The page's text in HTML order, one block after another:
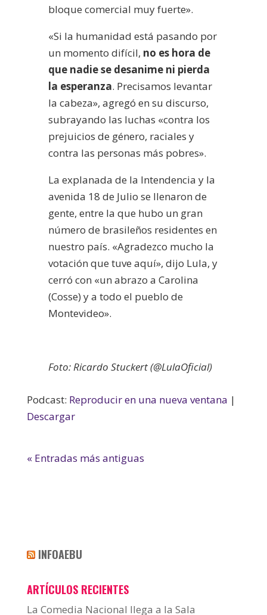
bloque comercial muy fuerte».
«Si la humanidad está pasando por
un momento difícil, no es hora de
que nadie se desanime ni pierda
la esperanza. Precisamos levantar
la cabeza», agregó en su discurso,
subrayando las luchas «contra los
prejuicios de género, raciales y
contra las personas más pobres».
La explanada de la Intendencia y la
avenida 18 de Julio se llenaron de
gente, entre la que hubo un gran
número de brasileños residentes en
nuestro país. «Agradezco mucho la
votación que tuve aquí», dijo Lula, y
cerró con «un abrazo a Carolina
(Cosse) y a todo el pueblo de
Montevideo».
Foto: Ricardo Stuckert (@LulaOficial)
Podcast: Reproducir en una nueva ventana |
Descargar
« Entradas más antiguas
INFOAEBU
ARTÍCULOS RECIENTES
La Comedia Nacional llega a la Sala